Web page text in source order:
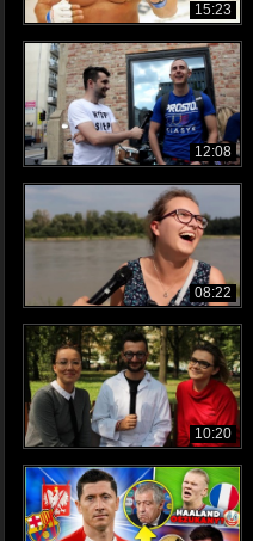
15:23
12:08
08:22
10:20